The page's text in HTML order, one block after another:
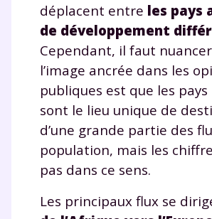
déplacent entre les pays
de développement
Cependant, il faut
l’image ancrée dans les
publiques est que les pays
sont le lieu unique de
d’une grande partie des
population, mais les
pas dans ce sens.
Les principaux flux se